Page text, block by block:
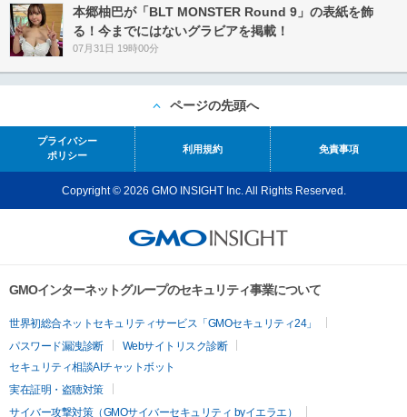
本郷柚巴が「BLT MONSTER Round 9」の表紙を飾
る！今までにはないグラビアを掲載！
07月31日 19時00分
ページの先頭へ
プライバシー
ポリシー
利用規約 免責事項
Copyright © 2026 GMO INSIGHT Inc. All Rights Reserved.
GMOインターネットグループのセキュリティ事業について
世界初総合ネットセキュリティサービス「GMOセキュリティ24」
パスワード漏洩診断
Webサイトリスク診断
セキュリティ相談AIチャットボット
実在証明・盗聴対策
サイバー攻撃対策（GMOサイバーセキュリティ byイエラエ）